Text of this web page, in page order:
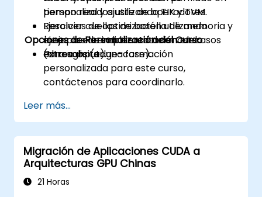
personalizados utilizando TIK y TVM.
Resolver cuellos de botella de memoria y
mejorar el rendimiento del modelo
(throughput).
tiempo real y ajuste de operadores.
Ejercicios de optimización utilizando
ejemplos de implementación en casos
extremos (edge-case).
Opciones de Personalización del Curso
Para solicitar una formación
personalizada para este curso,
contáctenos para coordinarlo.
Leer más...
Migración de Aplicaciones CUDA a
Arquitecturas GPU Chinas
21 Horas